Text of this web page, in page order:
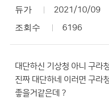
듀가 2021/10/09
조회수 6196
대단하신 기상청 아니 구라
진짜 대단하네 이러면 구라
좋을거같은데 ?